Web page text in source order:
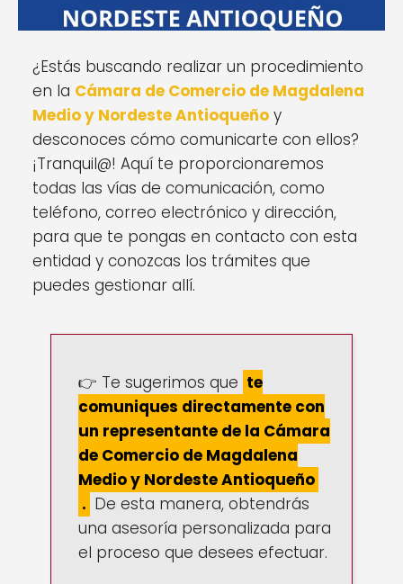
¿Estás buscando realizar un procedimiento
en la Cámara de Comercio de Magdalena
Medio y Nordeste Antioqueño y
desconoces cómo comunicarte con ellos?
¡Tranquil@! Aquí te proporcionaremos
todas las vías de comunicación, como
teléfono, correo electrónico y dirección,
para que te pongas en contacto con esta
entidad y conozcas los trámites que
puedes gestionar allí.
👉 Te sugerimos que te
comuniques directamente con
un representante de la Cámara
de Comercio de Magdalena
Medio y Nordeste Antioqueño
. De esta manera, obtendrás
una asesoría personalizada para
el proceso que desees efectuar.